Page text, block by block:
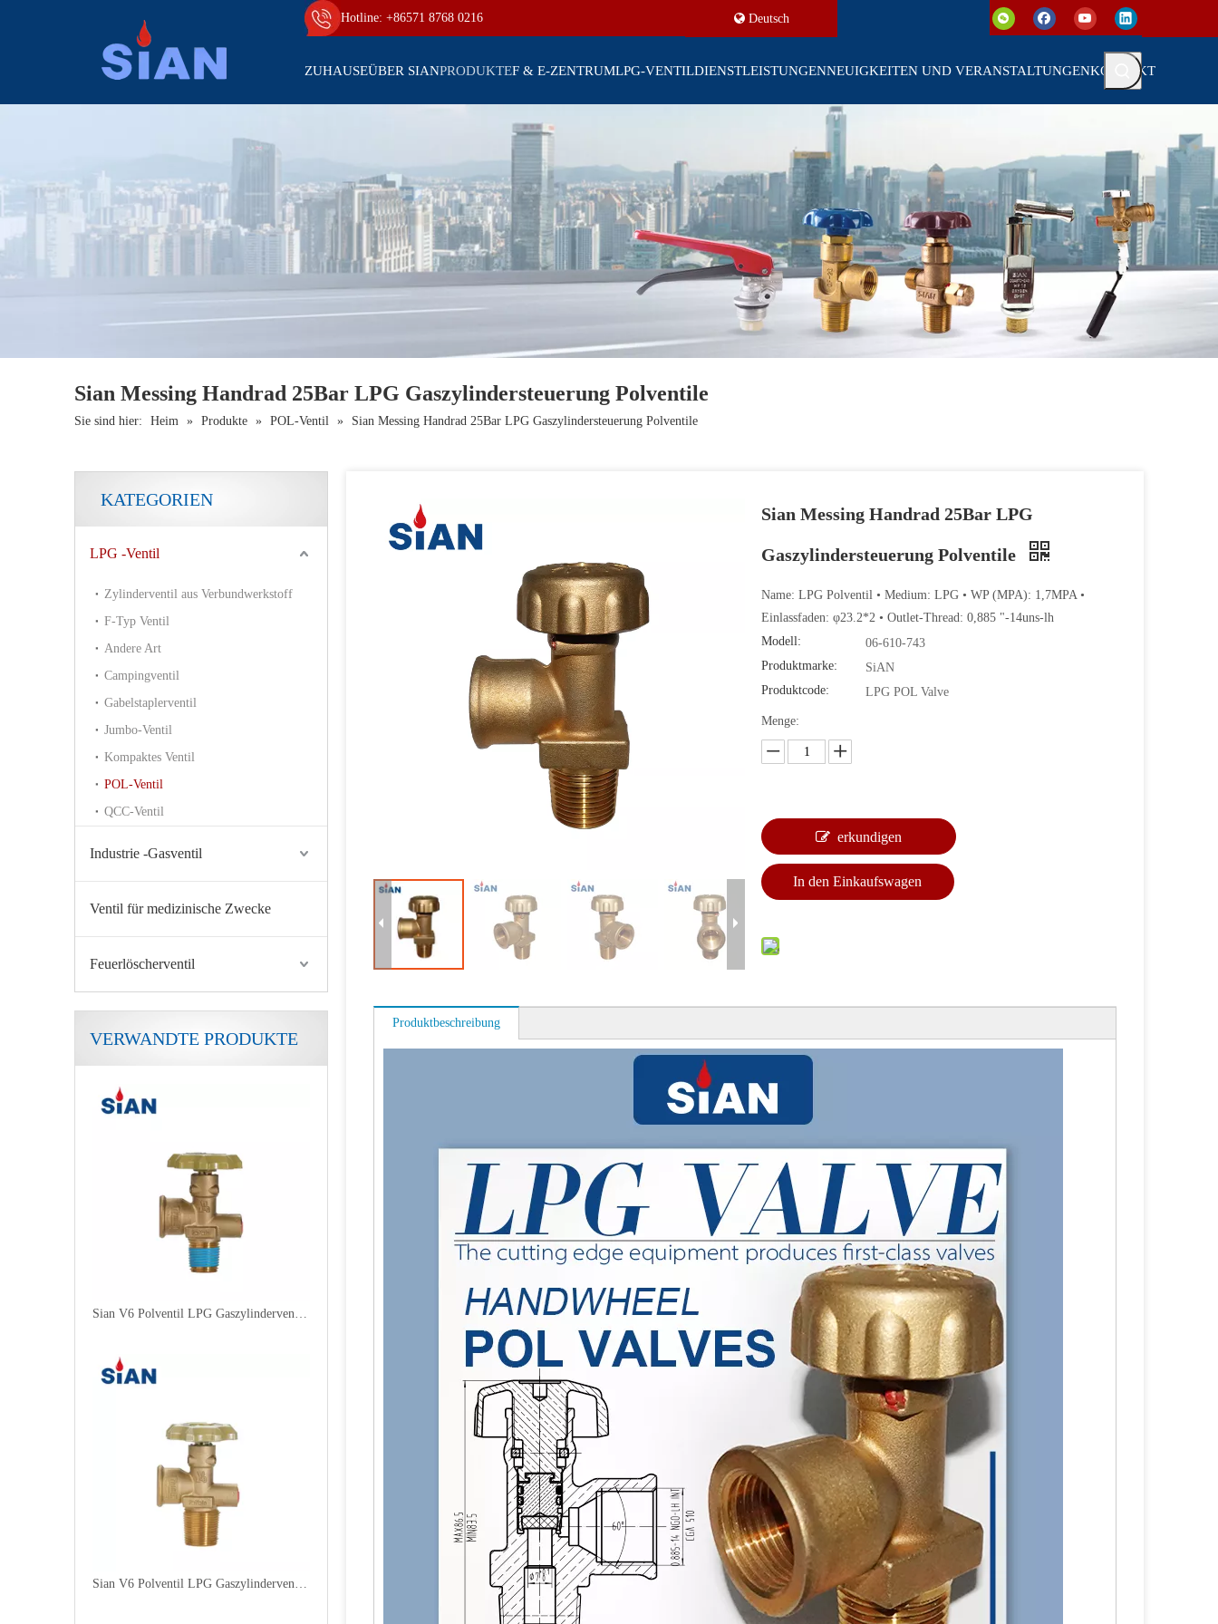
Hotline: +86571 8768 0216 Deutsch
ZUHAUSEÜBER SIANPRODUKTEF & E-ZENTRUMLPG-VENTILDIENSTLEISTUNGENNEUIGKEITEN UND VERANSTALTUNGENKONTAKT
Sian Messing Handrad 25Bar LPG Gaszylindersteuerung Polventile
Sie sind hier: Heim » Produkte » POL-Ventil » Sian Messing Handrad 25Bar LPG Gaszylindersteuerung Polventile
KATEGORIEN
LPG -Ventil
Zylinderventil aus Verbundwerkstoff
F-Typ Ventil
Andere Art
Campingventil
Gabelstaplerventil
Jumbo-Ventil
Kompaktes Ventil
POL-Ventil
QCC-Ventil
Industrie -Gasventil
Ventil für medizinische Zwecke
Feuerlöscherventil
VERWANDTE PRODUKTESian V6 Polventil LPG Gaszylinderventilsicherheit LPG Polventil
Sian V6 Polventil LPG Gaszylinderventilsicherheit LPG Polventil
Sian V6 Polventil LPG Gaszylinderventilsicherheit LPG Polventil
Sian Messing Handrad 25Bar LPG
Gaszylindersteuerung Polventile
Name: LPG Polventil • Medium: LPG • WP (MPA): 1,7MPA •
Einlassfaden: φ23.2*2 • Outlet-Thread: 0,885 "-14uns-lh
Modell:
06-610-743
Produktmarke:
SiAN
Produktcode:
LPG POL Valve
Menge:
erkundigen
In den Einkaufswagen
Produktbeschreibung